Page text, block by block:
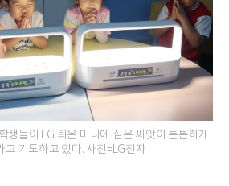
생들이 LG 틔운 미니에 심은 씨앗이 튼튼하게
고 기도하고 있다. 사진=LG전자